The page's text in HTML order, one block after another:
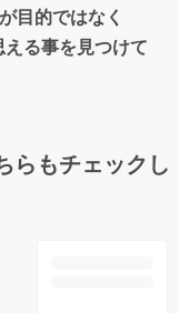
目的ではなく
る事を見つけて
らもチェックし